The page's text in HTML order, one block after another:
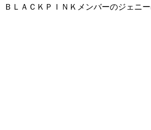
ＢＬＡＣＫＰＩＮＫメンバーのジェニ